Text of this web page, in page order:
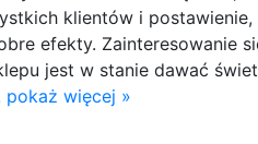
klientów i
efekty. Zainteresowanie
jest w stanie dawać
pokaż więcej »